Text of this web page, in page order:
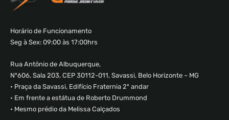
Horário de Funcionamento
Seg à Sex: 09:00 às 17:00hrs
Rua Antônio de Albuquerque,
Nº606, Sala 203, CEP 30112-011, Savassi, Belo Horizonte – MG
• Praça da Savassi, Edifício Fraternia 2º andar
• Em frente a estátua de Roberto Drummond
• Mesmo prédio da Melissa Calçados